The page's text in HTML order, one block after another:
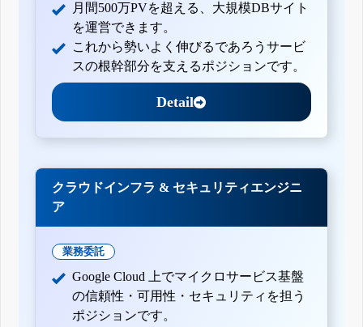
月間500万PVを超える、大規模DBサイト
を運営できます。
これから勢いよく伸びるであろうサービ
スの根幹部分を支えるポジションです。
Detail
クラウドインフラ & セキュリティエンジニ
ア
業務委託
Google Cloud 上でマイクロサービス基盤
の信頼性・可用性・セキュリティを担う
ポジションです。